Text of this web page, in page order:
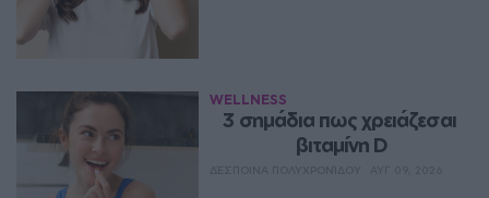
WELLNESS
3 σημάδια πως χρειάζεσαι
βιταμίνη D